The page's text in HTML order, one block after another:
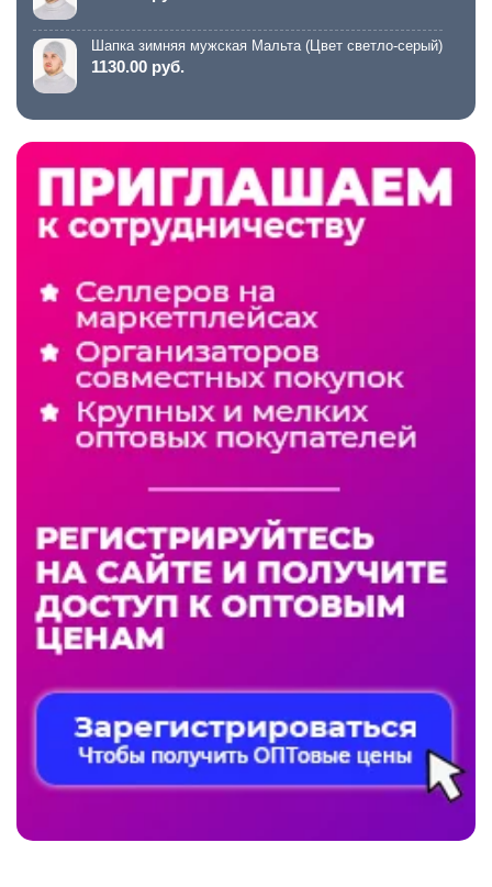
Шапка зимняя мужская Мальта (Цвет светло-серый)
1130.00 руб.